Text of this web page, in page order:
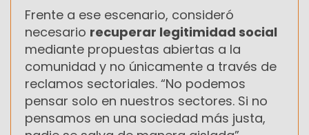
Frente a ese escenario, consideró
necesario recuperar legitimidad social
mediante propuestas abiertas a la
comunidad y no únicamente a través de
reclamos sectoriales. “No podemos
pensar solo en nuestros sectores. Si no
pensamos en una sociedad más justa,